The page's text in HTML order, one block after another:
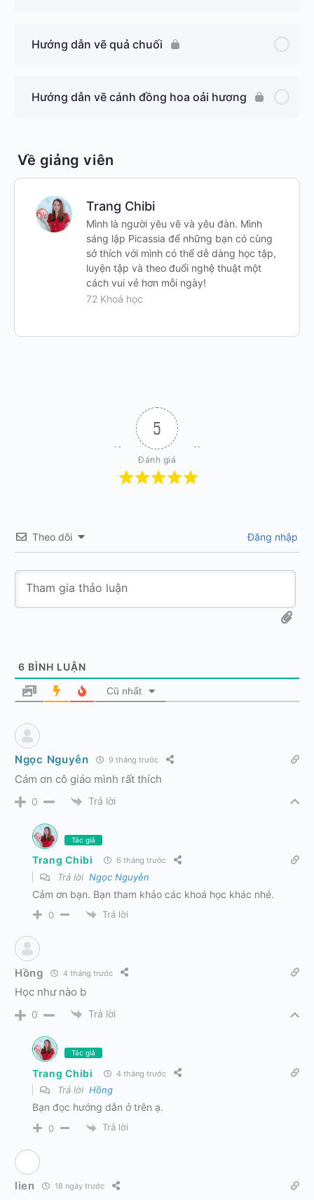
Hướng dẫn vẽ quả chuối
Hướng dẫn vẽ cánh đồng hoa oải hương
Về giảng viên
Trang Chibi
Mình là người yêu vẽ và yêu đàn. Mình
sáng lập Picassia để những bạn có cùng
sở thích với mình có thể dễ dàng học tập,
luyện tập và theo đuổi nghệ thuật một
cách vui vẻ hơn mỗi ngày!
72 Khoá học
5
Đánh giá
Theo dõi Đăng nhập
6 BÌNH LUẬN
Cũ nhất
Ngọc Nguyễn 9 tháng trước
Cám ơn cô giáo mình rất thích
0 Trả lời
Tác giả
Trang Chibi 6 tháng trước
Trả lời Ngọc Nguyễn
Cảm ơn bạn. Bạn tham khảo các khoá học khác nhé.
0 Trả lời
Hồng 4 tháng trước
Học như nào b
0 Trả lời
Tác giả
Trang Chibi 4 tháng trước
Trả lời Hồng
Bạn đọc hướng dẫn ở trên ạ.
0 Trả lời
lien 18 ngày trước